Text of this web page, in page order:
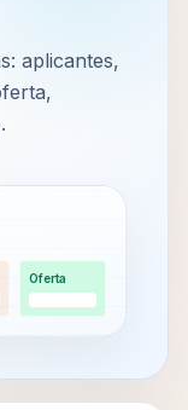
aplicantes,
Oferta